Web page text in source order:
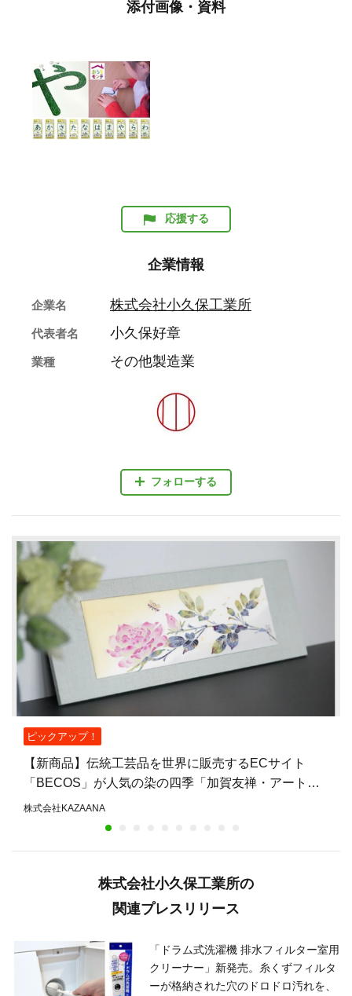
添付画像・資料
応援する
企業情報
フォローする
企業名 株式会社小久保工業所
代表者名 小久保好章
業種 その他製造業
ピックアップ！
【新商品】伝統工芸品を世界に販売するECサイト
「BECOS」が人気の染の四季「加賀友禅・アートパ
ネルと扇子」の新柄を販売開始！
株式会社KAZAANA
株式会社小久保工業所の
関連プレスリリース
「ドラム式洗濯機 排水フィルター室用
クリーナー」新発売。糸くずフィルタ
ーが格納された穴のドロドロ汚れを、